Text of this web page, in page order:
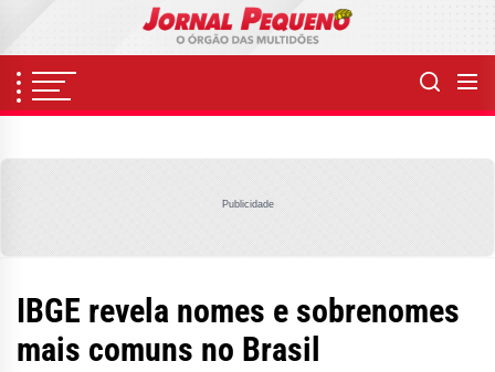
content
Publicidade
IBGE revela nomes e sobrenomes
mais comuns no Brasil